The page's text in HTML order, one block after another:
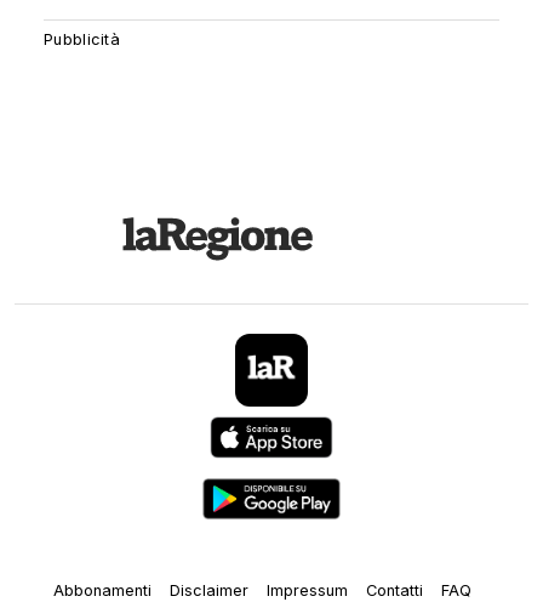
Abbonamenti Disclaimer Impressum Contatti FAQ